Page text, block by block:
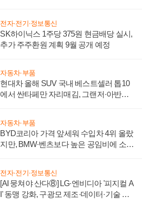
전자·전기·정보통신
SK하이닉스 1주당 375원 현금배당 실시,
추가 주주환원 계획 9월 공개 예정
자동차·부품
현대차 올해 SUV 국내 베스트셀러 톱10
에서 싼타페만 자리매김, 그랜저·아반떼
자동차·부품
BYD코리아 가격 앞세워 수입차 4위 올랐
지만, BMW·벤츠보다 높은 공임비에 소비
전자·전기·정보통신
[AI 뭉쳐야 산다⑧] LG·엔비디아 '피지컬 A
I' 동맹 강화, 구광모 제조·데이터·기술 결